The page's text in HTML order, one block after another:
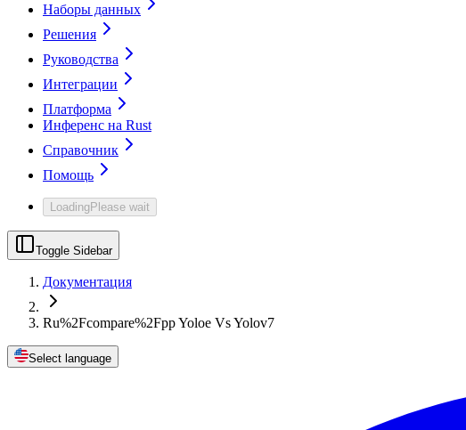
Наборы данных
Решения
Руководства
Интеграции
Платформа
Инференс на Rust
Справочник
Помощь
LoadingPlease wait
Toggle Sidebar
Документация
Ru%2Fcompare%2Fpp Yoloe Vs Yolov7
Select language